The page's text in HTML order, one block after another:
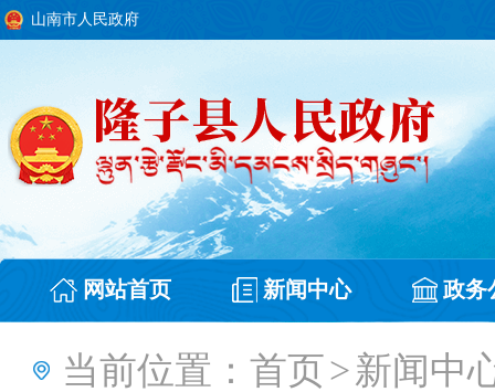
山南市人民政府
网站首页 新闻中心 政务
当前位置： 首页>新闻中